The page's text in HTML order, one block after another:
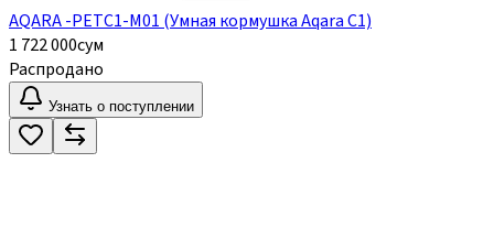
AQARA -PETC1-M01 (Умная кормушка Aqara C1)
1 722 000сум
Распродано
Узнать о поступлении